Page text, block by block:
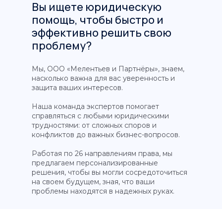
Вы ищете юридическую
помощь, чтобы быстро и
эффективно решить свою
проблему?
Мы, ООО «Мелентьев и Партнёры», знаем,
насколько важна для вас уверенность и
защита ваших интересов.
Наша команда экспертов помогает
справляться с любыми юридическими
трудностями: от сложных споров и
конфликтов до важных бизнес-вопросов.
Работая по 26 направлениям права, мы
предлагаем персонализированные
решения, чтобы вы могли сосредоточиться
на своем будущем, зная, что ваши
проблемы находятся в надежных руках.